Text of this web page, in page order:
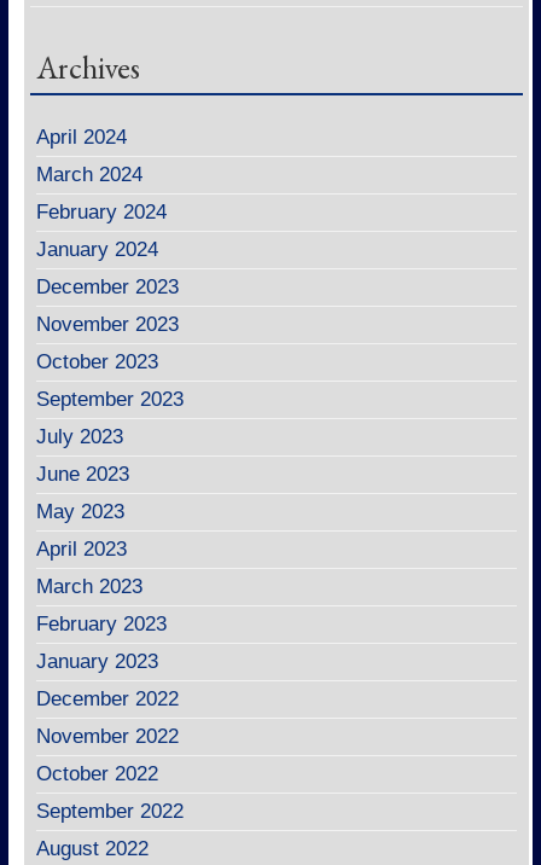
Archives
April 2024
March 2024
February 2024
January 2024
December 2023
November 2023
October 2023
September 2023
July 2023
June 2023
May 2023
April 2023
March 2023
February 2023
January 2023
December 2022
November 2022
October 2022
September 2022
August 2022